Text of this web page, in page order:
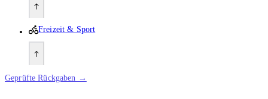
Freizeit & Sport
Geprüfte Rückgaben →